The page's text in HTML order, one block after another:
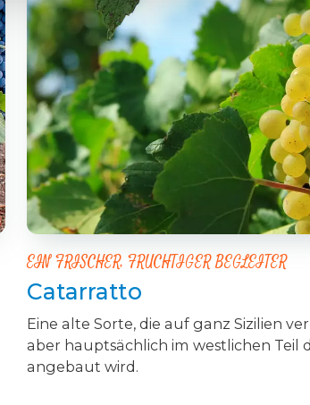
EIN FRISCHER, FRUCHTIGER BEGLEITER
Catarratto
Eine alte Sorte, die auf ganz Sizilien
aber hauptsächlich im westlichen Teil
angebaut wird.